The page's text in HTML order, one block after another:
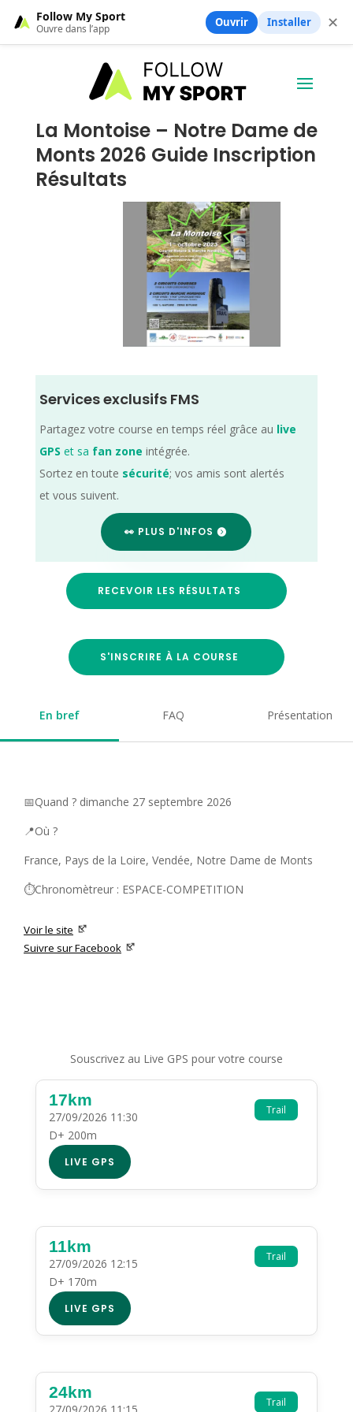
La Montoise – Notre Dame de
Monts 2026 Guide Inscription
Résultats
Services exclusifs FMS
Partagez votre course en temps réel grâce au live
GPS et sa fan zone intégrée.
Sortez en toute sécurité; vos amis sont alertés
et vous suivent.
👀 PLUS D'INFOS
RECEVOIR LES RÉSULTATS
S'INSCRIRE À LA COURSE
En bref FAQ Présentation
📅Quand ? dimanche 27 septembre 2026
📍Où ?
France, Pays de la Loire, Vendée, Notre Dame de Monts
⏱️Chronomètreur : ESPACE-COMPETITION
Voir le site
Suivre sur Facebook
Souscrivez au Live GPS pour votre course
Trail
17km
27/09/2026 11:30
D+ 200m
LIVE GPS
Trail
11km
27/09/2026 12:15
D+ 170m
LIVE GPS
Trail
24km
Follow My Sport
Ouvre dans l’app Ouvrir Installer ✕